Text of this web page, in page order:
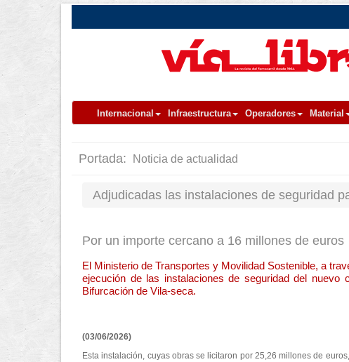
Internacional Infraestructura Operadores Material
Portada: Noticia de actualidad
Adjudicadas las instalaciones de seguridad
Por un importe cercano a 16 millones de euros
El Ministerio de Transportes y Movilidad Sostenible, a
ejecución de las instalaciones de seguridad del
Bifurcación de Vila-seca.
(03/06/2026)
Esta instalación, cuyas obras se licitaron por 25,26 millones de